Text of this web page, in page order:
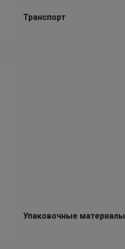
Транспорт
Упаковочные материалы